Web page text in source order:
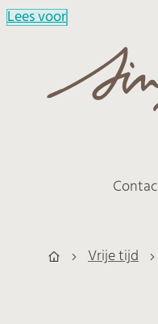
Naar inhoud
Lees voor
Sint-Truiden
Startpagina
Vrije tijd